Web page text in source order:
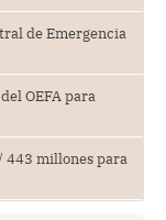
de Emergencia
OEFA para
443 millones para